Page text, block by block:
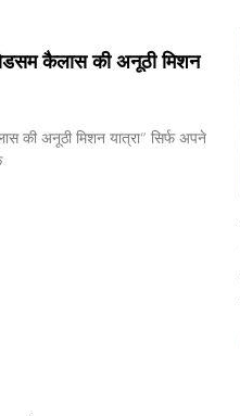
कैलास की अनूठी मिशन
की अनूठी मिशन यात्रा” सिर्फ अपने